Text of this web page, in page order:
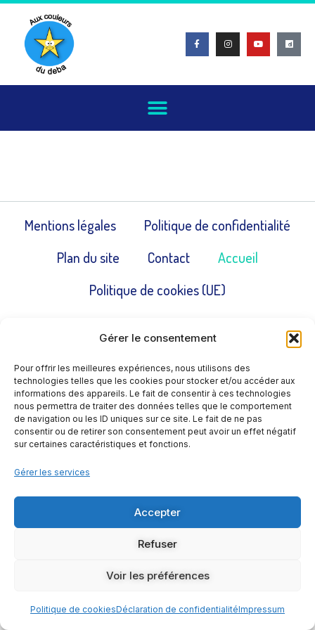
Gérer le consentement
Pour offrir les meilleures expériences, nous utilisons des
technologies telles que les cookies pour stocker et/ou accéder aux
informations des appareils. Le fait de consentir à ces technologies
nous permettra de traiter des données telles que le comportement
de navigation ou les ID uniques sur ce site. Le fait de ne pas
consentir ou de retirer son consentement peut avoir un effet négatif
sur certaines caractéristiques et fonctions.
Gérer les services
Accepter
Refuser
Voir les préférences
Politique de cookiesDéclaration de confidentialitéImpressum
Mentions légales
Politique de confidentialité
Plan du site
Contact
Accueil
Politique de cookies (UE)
Copyright © Aux couleurs du DEBA 2026 – Tous Droits
Réservés
+33-(0)6 84 54 37 64contact@auxcouleursdudeba.eu
31 allée de la forêt - 33600 PESSAC